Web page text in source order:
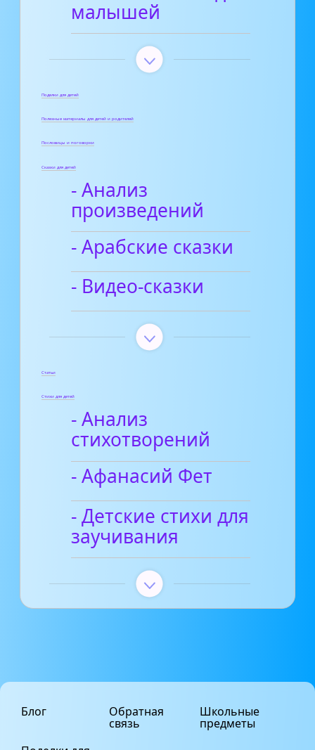
малышей
Поделки для детей
Полезные материалы для детей и родителей
Пословицы и поговорки
Сказки для детей
- Анализ
произведений
- Арабские сказки
- Видео-сказки
Статьи
Стихи для детей
- Анализ
стихотворений
- Афанасий Фет
- Детские стихи для
заучивания
Блог Обратная
связь
Школьные
предметы